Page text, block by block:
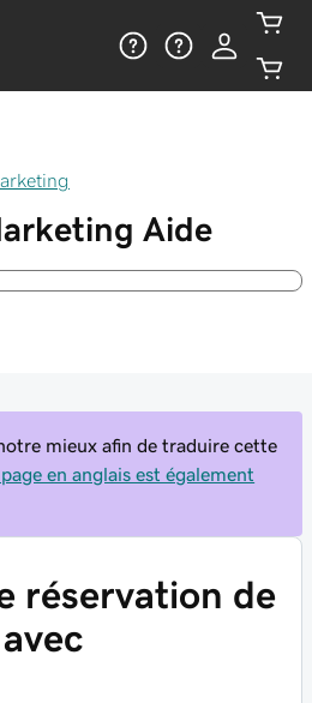
Aide
mieux afin de traduire cette
en anglais est également
réservation de